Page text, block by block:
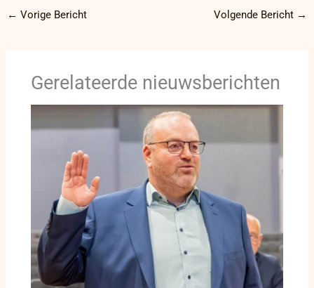
← Vorige Bericht Volgende Bericht →
Gerelateerde nieuwsberichten